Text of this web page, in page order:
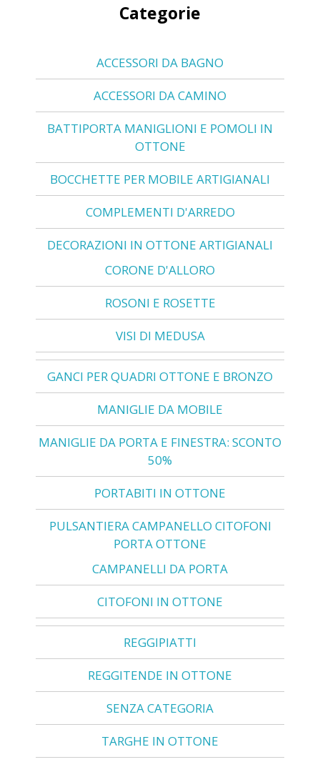
Categorie
ACCESSORI DA BAGNO
ACCESSORI DA CAMINO
BATTIPORTA MANIGLIONI E POMOLI IN
OTTONE
BOCCHETTE PER MOBILE ARTIGIANALI
COMPLEMENTI D'ARREDO
DECORAZIONI IN OTTONE ARTIGIANALI
CORONE D'ALLORO
ROSONI E ROSETTE
VISI DI MEDUSA
GANCI PER QUADRI OTTONE E BRONZO
MANIGLIE DA MOBILE
MANIGLIE DA PORTA E FINESTRA: SCONTO
50%
PORTABITI IN OTTONE
PULSANTIERA CAMPANELLO CITOFONI
PORTA OTTONE
CAMPANELLI DA PORTA
CITOFONI IN OTTONE
REGGIPIATTI
REGGITENDE IN OTTONE
SENZA CATEGORIA
TARGHE IN OTTONE